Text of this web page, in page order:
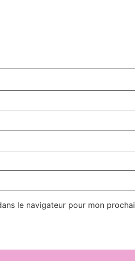
le navigateur pour mon